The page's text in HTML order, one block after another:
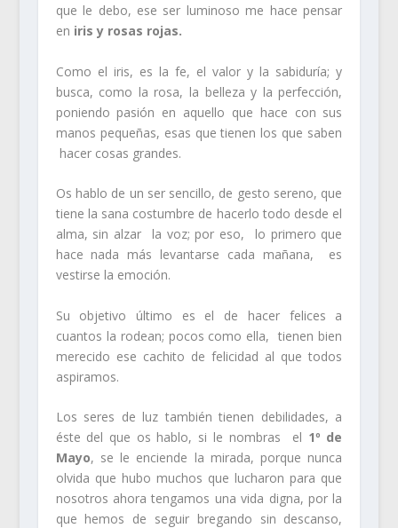
que le debo, ese ser luminoso me hace pensar
en iris y rosas rojas.
Como el iris, es la fe, el valor y la sabiduría; y
busca, como la rosa, la belleza y la perfección,
poniendo pasión en aquello que hace con sus
manos pequeñas, esas que tienen los que saben
hacer cosas grandes.
Os hablo de un ser sencillo, de gesto sereno, que
tiene la sana costumbre de hacerlo todo desde el
alma, sin alzar la voz; por eso, lo primero que
hace nada más levantarse cada mañana, es
vestirse la emoción.
Su objetivo último es el de hacer felices a
cuantos la rodean; pocos como ella, tienen bien
merecido ese cachito de felicidad al que todos
aspiramos.
Los seres de luz también tienen debilidades, a
éste del que os hablo, si le nombras el 1º de
Mayo, se le enciende la mirada, porque nunca
olvida que hubo muchos que lucharon para que
nosotros ahora tengamos una vida digna, por la
que hemos de seguir bregando sin descanso,